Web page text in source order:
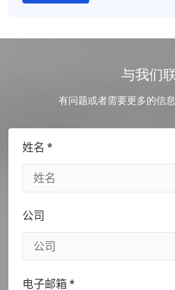
与我们
有问题或者需要更多的信
姓名 *
公司
电子邮箱 *